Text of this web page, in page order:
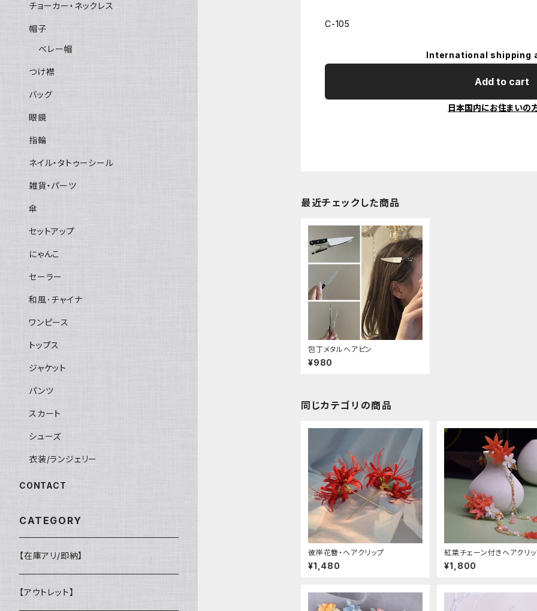
C-105
International shipping
Add to cart
日本国内にお住まいの
最近チェックした商品
包丁メタルヘアピン
¥980
同じカテゴリの商品
彼岸花簪・ヘアクリップ
¥1,480
紅葉チェーン付きヘアクリ
¥1,800
チョーカー・ネックレス
帽子
ベレー帽
つけ襟
バッグ
眼鏡
指輪
ネイル・タトゥーシール
雑貨・パーツ
傘
セットアップ
にゃんこ
セーラー
和風･チャイナ
ワンピース
トップス
ジャケット
パンツ
スカート
シューズ
衣装/ランジェリー
CONTACT
CATEGORY
【在庫アリ/即納】
【アウトレット】